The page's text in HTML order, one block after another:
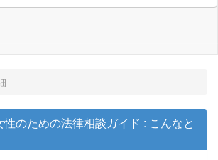
性のための法律相談ガイド : こんなと